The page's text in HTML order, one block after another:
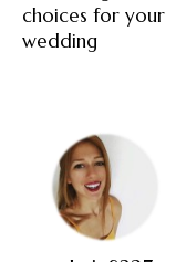
choices for your
wedding